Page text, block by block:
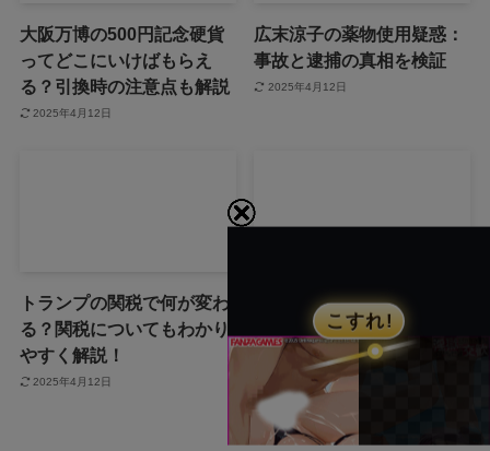
大阪万博の500円記念硬貨
ってどこにいけばもらえ
る？引換時の注意点も解説
2025年4月12日
広末涼子の薬物使用疑惑：
事故と逮捕の真相を検証
2025年4月12日
トランプの関税で何が変わ
る？関税についてもわかり
やすく解説！
2025年4月12日
「誰から？＋999100から怪
しい電話と謎のメッセー
ジ」
2025年4月12日